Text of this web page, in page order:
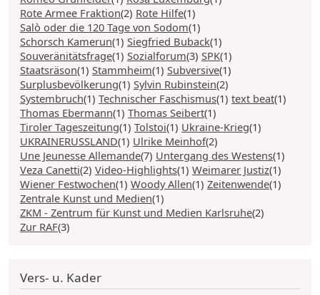
Rote Armee Fraktion(2) Rote Hilfe(1)
Salò oder die 120 Tage von Sodom(1)
Schorsch Kamerun(1) Siegfried Buback(1)
Souveränitätsfrage(1) Sozialforum(3) SPK(1)
Staatsräson(1) Stammheim(1) Subversive(1)
Surplusbevölkerung(1) Sylvin Rubinstein(2)
Systembruch(1) Technischer Faschismus(1) text beat(1)
Thomas Ebermann(1) Thomas Seibert(1)
Tiroler Tageszeitung(1) Tolstoi(1) Ukraine-Krieg(1)
UKRAINERUSSLAND(1) Ulrike Meinhof(2)
Une Jeunesse Allemande(7) Untergang des Westens(1)
Veza Canetti(2) Video-Highlights(1) Weimarer Justiz(1)
Wiener Festwochen(1) Woody Allen(1) Zeitenwende(1)
Zentrale Kunst und Medien(1)
ZKM - Zentrum für Kunst und Medien Karlsruhe(2)
Zur RAF(3)
Vers- u. Kader